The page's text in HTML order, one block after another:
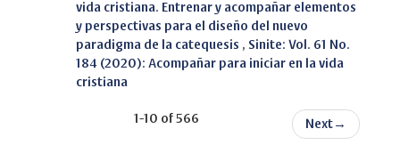
vida cristiana. Entrenar y acompañar elementos
y perspectivas para el diseño del nuevo
paradigma de la catequesis , Sinite: Vol. 61 No.
184 (2020): Acompañar para iniciar en la vida
cristiana
1-10 of 566 Next →